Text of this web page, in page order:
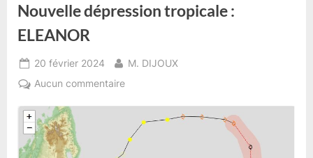
Nouvelle dépression tropicale :
ELEANOR
Posted
on
20 février 2024 By
M. DIJOUX
Aucun commentairesur
dépression
tropicale
: